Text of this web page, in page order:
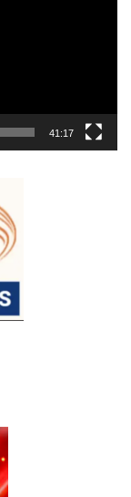
41:17